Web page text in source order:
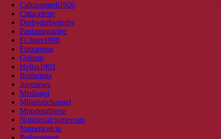
Calcionapoli1926
Cittaceleste
Derbyderbyderby
Fantamagazine
FCInter1908
Forzaroma
Golssip
Hellas1903
Ilmilanista
Juvenews
Mediagol
Milanistichannel
Mondoudinese
Notiziecalciomercato
Numericalcio